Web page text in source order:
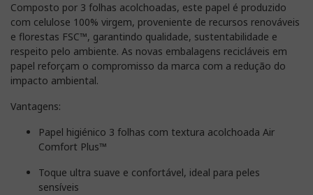
Composto por 3 folhas acolchoadas, este papel é produzido
com celulose 100% virgem, proveniente de recursos renováveis
e florestas FSC™, garantindo qualidade, sustentabilidade e
respeito pelo ambiente. As novas embalagens recicláveis em
papel reforçam o compromisso da marca com a redução do
impacto ambiental.
Vantagens:
Papel higiénico 3 folhas com textura acolchoada Air
Comfort Plus™
Toque ultra suave e confortável, ideal para peles
sensíveis